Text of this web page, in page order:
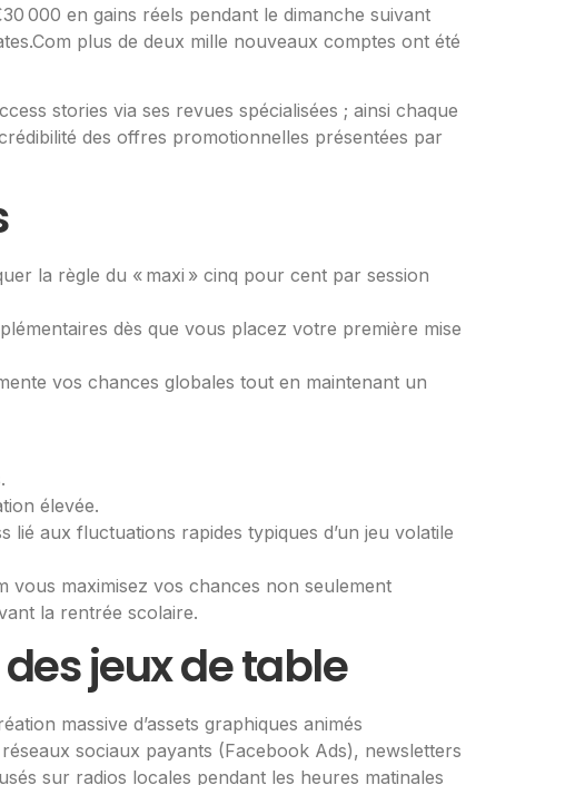
000 en gains réels pendant le dimanche suivant
plus de deux mille nouveaux comptes ont été
stories via ses revues spécialisées ; ainsi chaque
des offres promotionnelles présentées par
la règle du « maxi » cinq pour cent par session
dès que vous placez votre première mise
vos chances globales tout en maintenant un
élevée.
aux fluctuations rapides typiques d’un jeu volatile
vous maximisez vos chances non seulement
la rentrée scolaire.​
jeux de table
massive d’assets graphiques animés
sociaux payants (Facebook Ads), newsletters
sur radios locales pendant les heures matinales